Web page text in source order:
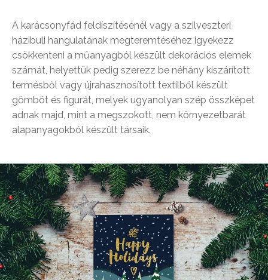
A karácsonyfád feldíszítésénél vagy a szilveszteri
házibuli hangulatának megteremtéséhez igyekezz
csökkenteni a műanyagból készült dekorációs elemek
számát, helyettük pedig szerezz be néhány kiszárított
termésből vagy újrahasznosított textilből készült
gömböt és figurát, melyek ugyanolyan szép összképet
adnak majd, mint a megszokott, nem környezetbarát
alapanyagokból készült társaik.